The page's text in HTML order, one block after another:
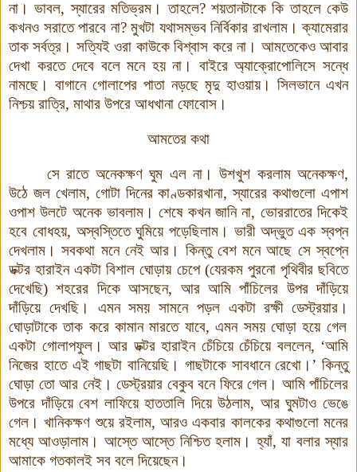
না । ভাবল, স্যারের মতিভ্রম । তাহলে? শয়তানটাকে কি তাহলে কেউ
কখনও সরাতে পারবে না? মুখটা যথাসম্ভব নির্বিকার রাখলাম। ক্যামেরার
তাক সর্বত্র । সত্যিই ওরা কাউকে বিশ্বাস করে না। আমতেকেও আবার
দেখা করতে দেবে বলে মনে হয় না। বাইরে অ্যাক্রোপোলিসে সন্ধে
নামছে। বাগানে গোলাপের পাতা নড়ছে মৃদু হাওয়ায়। সিলভানে এখন
নিশ্চয় রাত্রি, মাথার উপরে আধখানা ফোবোস।
আমতের কথা
সে রাতে অনেকক্ষণ ঘুম এল না। উশখুশ করলাম অনেকক্ষণ,
উঠে জল খেলাম, গোটা দিনের কাণ্ডকারখানা, স্যারের কথাগুলো এপাশ
ওপাশ উলটে অনেক ভাবলাম। শেষে কখন জানি না, ভোররাতের দিকেই
হবে বোধহয়, অস্বস্তিতে ঘুমিয়ে পড়েছিলাম। ভারী অদ্ভুত এক স্বপ্ন
দেখলাম। সবকথা মনে নেই আর। কিন্তু বেশ মনে আছে সে স্বপ্নে
ডক্টর হারাইন একটা বিশাল ঘোড়ায় চেপে (যেরকম পুরনো পৃথিবীর ছবিতে
দেখেছি) শহরের দিকে আসছেন, আর আমি পাঁচিলের উপর দাঁড়িয়ে
দাঁড়িয়ে দেখছি। এমন সময় সামনে পড়ল একটা রক্ষী ডেস্ট্রয়ার ।
ঘোড়াটাকে তাক করে কামান মারতে যাবে, এমন সময় ঘোড়া হয়ে গেল
একটা গোলাপফুল। আর ডক্টর হারাইন চেঁচিয়ে চেঁচিয়ে বললেন, ‘আমি
নিজের হাতে এই গাছটা বানিয়েছি। গাছটাকে সাবধানে রেখো।’ কিন্তু
ঘোড়া তো আর নেই। ডেস্ট্রয়ার বেকুব বনে ফিরে গেল। আমি পাঁচিলের
উপরে দাঁড়িয়ে বেশ লাফিয়ে হাততালি দিয়ে উঠলাম, আর ঘুমটাও ভেঙে
গেল। খানিকক্ষণ শুয়ে রইলাম, আরও একবার কালকের কথাগুলো মনের
মধ্যে আওড়ালাম। আস্তে আস্তে নিশ্চিত হলাম। হ্যাঁ, যা বলার স্যার
আমাকে গতকালই সব বলে দিয়েছেন।